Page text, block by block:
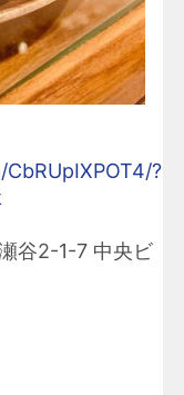
?
谷2-1-7 中央ビ